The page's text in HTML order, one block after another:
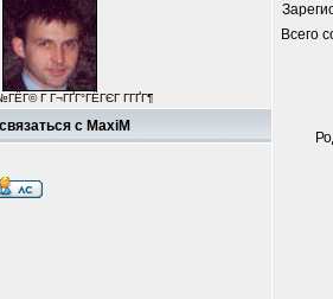
Г Г¬ГҐГ°ГЁГЄГ Г­ГҐГ¶
Всего
с MaxiM